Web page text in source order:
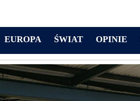
EUROPA ŚWIAT OPINIE